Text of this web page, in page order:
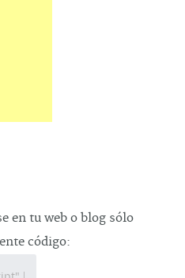
en tu web o blog sólo
código: